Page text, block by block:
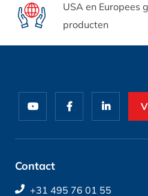
USA en Europees
producten
Contact
+31 495 76 01 55